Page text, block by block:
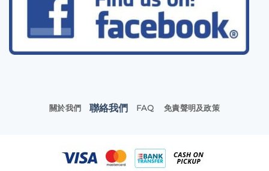
關於我們 聯絡我們 FAQ 免責聲明及政策